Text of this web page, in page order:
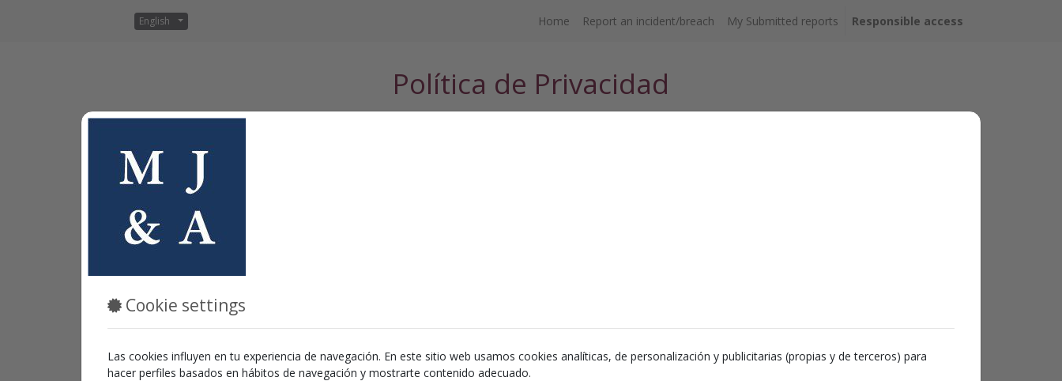
Cookie settings
Las cookies influyen en tu experiencia de navegación. En este sitio web usamos cookies analíticas, de personalización y publicitarias (propias y de terceros) para
hacer perfiles basados en hábitos de navegación y mostrarte contenido adecuado.
English Home Report an incident/breach My Submitted reports Responsible access
Política de Privacidad
SOLUNTEC PROYECTOS Y SOLUCIONES TIC S.L., te informa sobre su Política de Privacidad respecto del tratamiento y protección de los datos de carácter personal de los
usuarios y clientes que puedan ser recabados por la navegación o contratación de servicios a través del sitio Web
En este sentido, el Titular garantiza el cumplimiento de la normativa vigente en materia de protección de datos personales, reflejada en la Ley Orgánica
diciembre, de Protección de Datos de Carácter Personal y garantía de los derechos digitales(LOPD), y al Real Decreto
Reglamento de desarrollo de la LOPD. Cumple también con el Reglamento (UE)
protección de las personas físicas (RGPD).
El uso de sitio Web implica la aceptación de esta Política de Privacidad así como las condiciones incluidas en el Aviso Legal.
Identidad del responsable
NIF/CIF: B98568900
Domicilio: C/ Músico Vert, 12, Entresuelo, 46870, Ontinyent (VALENCIA).